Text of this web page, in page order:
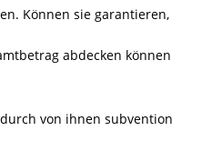
Können sie garantieren,
abdecken können
von ihnen subvention